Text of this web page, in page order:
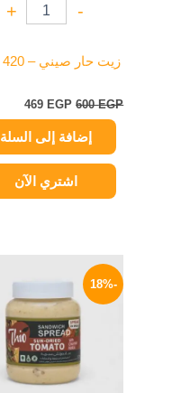
-
+
زيت حار صيني – 420 جرام
600EGP
469 EGP
إضافة إلى السلة
اشتري الآن
-18%
60 EGP.
49 EGP.